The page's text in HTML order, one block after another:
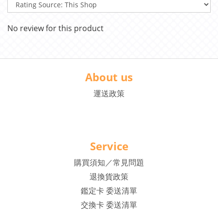
No review for this product
About us
運送政策
Service
購買須知／常見問題
退換貨政策
鑑定卡 委送清單
交換卡 委送清單